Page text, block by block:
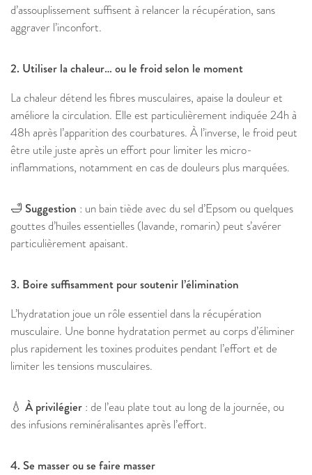
d’assouplissement suffisent à relancer la récupération, sans
aggraver l’inconfort.
2. Utiliser la chaleur… ou le froid selon le moment
La chaleur détend les fibres musculaires, apaise la douleur et
améliore la circulation. Elle est particulièrement indiquée 24h à
48h après l’apparition des courbatures. À l’inverse, le froid peut
être utile juste après un effort pour limiter les micro-
inflammations, notamment en cas de douleurs plus marquées.
🛁 Suggestion : un bain tiède avec du sel d’Epsom ou quelques
gouttes d’huiles essentielles (lavande, romarin) peut s’avérer
particulièrement apaisant.
3. Boire suffisamment pour soutenir l’élimination
L’hydratation joue un rôle essentiel dans la récupération
musculaire. Une bonne hydratation permet au corps d’éliminer
plus rapidement les toxines produites pendant l’effort et de
limiter les tensions musculaires.
💧 À privilégier : de l’eau plate tout au long de la journée, ou
des infusions reminéralisantes après l’effort.
4. Se masser ou se faire masser